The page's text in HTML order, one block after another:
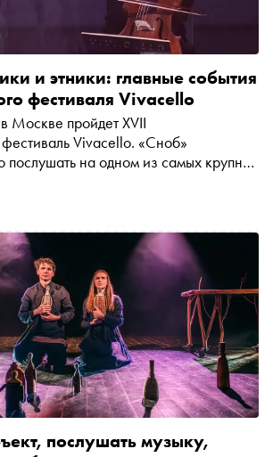
и этники: главные события
фестиваля Vivacello
Москве пройдет XVII
Vivacello. «Сноб»
послушать на одном из самых крупных
послушать музыку,